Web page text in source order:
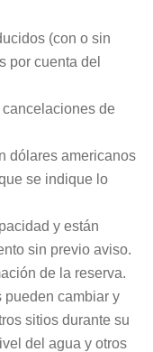
(con o sin
por cuenta del
de
dólares americanos
se indique lo
y están
sin previo aviso.
de la reserva.
pueden cambiar y
sitios durante su
del agua y otros